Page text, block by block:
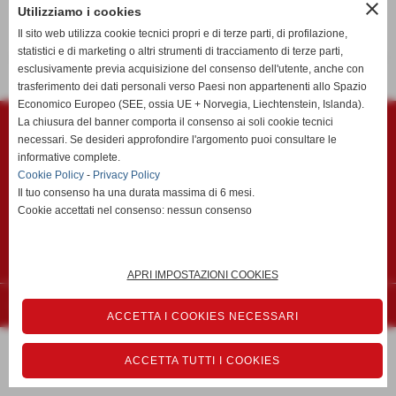
<< precedente successivo >>
Polisportiva Migliarino Vecchiano ASD
Via Mazzini c/o Campo Sportivo "Vincenzo Faraci" - Vecchiano (Pisa)
P.I. 01299990505 C.F 01299990505
CODICE DESTINATARIO fattura elettronica KRRH6B9
Tel. 050/804780 Fax 050/804780
migliarinocalcio@migliarinocalcio.it
Realizzazione siti web www.sitoper.it
close
Utilizziamo i cookies
Il sito web utilizza cookie tecnici propri e di terze parti, di profilazione,
statistici e di marketing o altri strumenti di tracciamento di terze parti,
esclusivamente previa acquisizione del consenso dell'utente, anche con
trasferimento dei dati personali verso Paesi non appartenenti allo Spazio
Economico Europeo (SEE, ossia UE + Norvegia, Liechtenstein, Islanda).
La chiusura del banner comporta il consenso ai soli cookie tecnici
necessari. Se desideri approfondire l'argomento puoi consultare le
informative complete.
Cookie Policy - Privacy Policy
Il tuo consenso ha una durata massima di 6 mesi.
Cookie accettati nel consenso: nessun consenso
APRI IMPOSTAZIONI COOKIES
ACCETTA I COOKIES NECESSARI
ACCETTA TUTTI I COOKIES